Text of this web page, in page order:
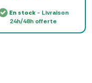
En stock- Livraison
24h/48h offerte